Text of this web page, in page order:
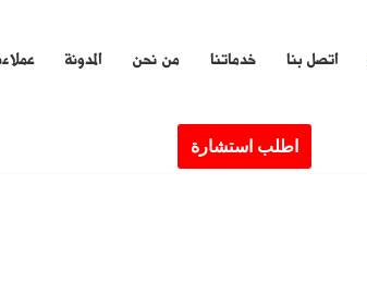
اتصل بنا خدماتنا من نحن المدونة
اطلب استشارة